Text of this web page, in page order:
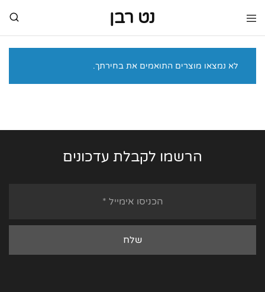
נט רבן
נט
יוקרה
מותגי
לא נמצאו מוצרים התואמים את בחירתך.
הרשמו לקבלת עדכונים